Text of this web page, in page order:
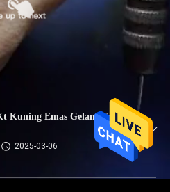
Kuning Emas Gelang Set
2025-03-06